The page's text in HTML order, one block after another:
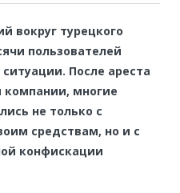
вокруг турецкого
пользователей
После ареста
компании, многие
не только с
средствам, но и с
конфискации